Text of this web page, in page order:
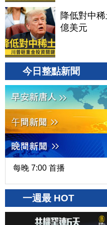
降低對中
億美元
今日整點新聞
每晚 7:00 首播
一週最 HOT